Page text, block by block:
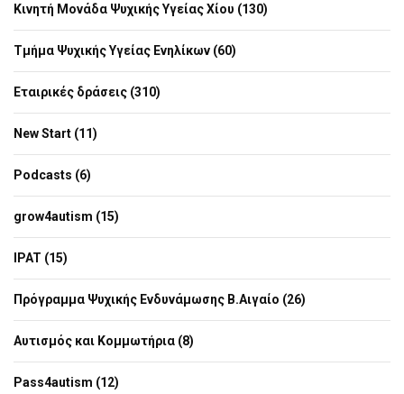
Κινητή Μονάδα Ψυχικής Υγείας Χίου (130)
Τμήμα Ψυχικής Υγείας Ενηλίκων (60)
Εταιρικές δράσεις (310)
New Start (11)
Podcasts (6)
grow4autism (15)
IPAT (15)
Πρόγραμμα Ψυχικής Ενδυνάμωσης Β.Αιγαίο (26)
Αυτισμός και Κομμωτήρια (8)
Pass4autism (12)